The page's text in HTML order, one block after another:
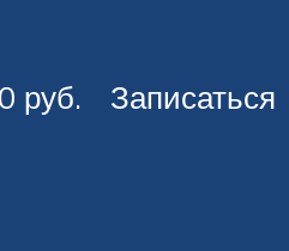
руб. Записаться